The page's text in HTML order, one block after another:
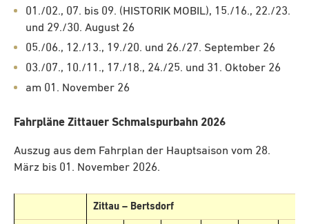
01./02., 07. bis 09. (HISTORIK MOBIL), 15./16., 22./23.
und 29./30. August 26
05./06., 12./13., 19./20. und 26./27. September 26
03./07., 10./11., 17./18., 24./25. und 31. Oktober 26
am 01. November 26
Fahrpläne Zittauer Schmalspurbahn 2026
Auszug aus dem Fahrplan der Hauptsaison vom 28.
März bis 01. November 2026.
Zittau – Bertsdorf